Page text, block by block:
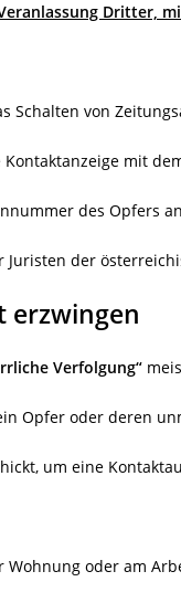
Dritter,
Schalten von
mit
des Opfers
der
erzwingen
Verfolgung“
Opfer oder deren
um eine
oder am